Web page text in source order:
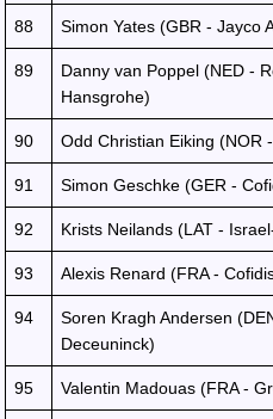
88 Simon Yates (GBR - Jayco
89
Danny van Poppel (NED -
Hansgrohe)
90 Odd Christian Eiking (NOR
91 Simon Geschke (GER -
92 Krists Neilands (LAT -
93 Alexis Renard (FRA -
94
Soren Kragh Andersen
Deceuninck)
95 Valentin Madouas (FRA -